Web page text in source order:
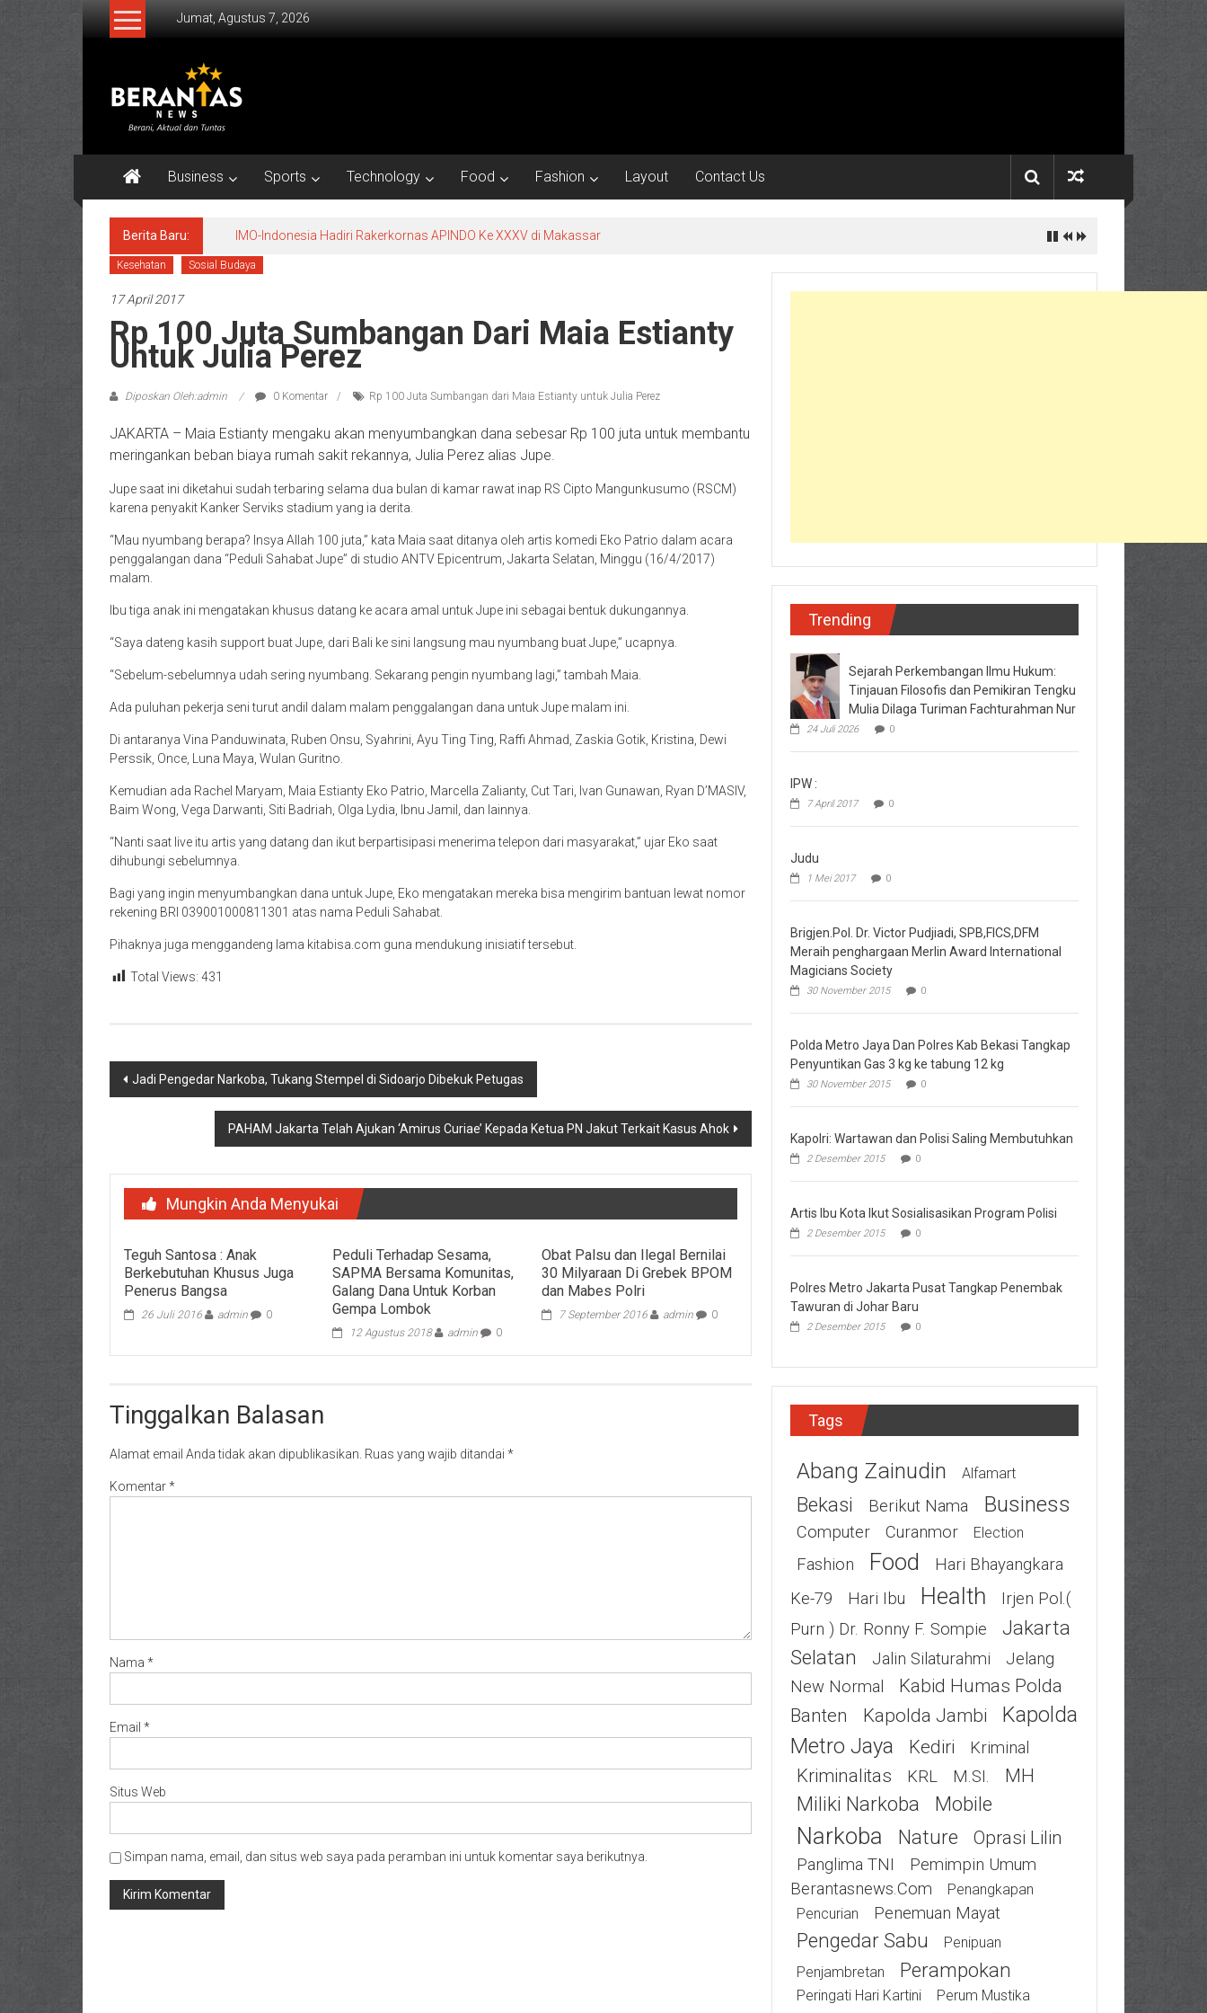
Lompat
Jumat, Agustus 7, 2026
BERANTAS
NEWS
Tuntas.
Business Sports Technology Food Fashion Layout Contact Us
Berita Baru: IMO-Indonesia Hadiri Rakerkornas APINDO Ke XXXV di Makassar
Kesehatan Sosial Budaya
17 April 2017
Rp 100 Juta Sumbangan Dari Maia Estianty
Untuk Julia Perez
Diposkan Oleh:admin 0 Komentar Rp 100 Juta Sumbangan dari Maia Estianty untuk Julia Perez
JAKARTA – Maia Estianty mengaku akan menyumbangkan dana sebesar Rp 100 juta untuk membantu
meringankan beban biaya rumah sakit rekannya, Julia Perez alias Jupe.
Jupe saat ini diketahui sudah terbaring selama dua bulan di kamar rawat inap RS Cipto Mangunkusumo (RSCM)
karena penyakit Kanker Serviks stadium yang ia derita.
“Mau nyumbang berapa? Insya Allah 100 juta,” kata Maia saat ditanya oleh artis komedi Eko Patrio dalam acara
penggalangan dana “Peduli Sahabat Jupe” di studio ANTV Epicentrum, Jakarta Selatan, Minggu (16/4/2017)
malam.
Ibu tiga anak ini mengatakan khusus datang ke acara amal untuk Jupe ini sebagai bentuk dukungannya.
“Saya dateng kasih support buat Jupe, dari Bali ke sini langsung mau nyumbang buat Jupe,” ucapnya.
“Sebelum-sebelumnya udah sering nyumbang. Sekarang pengin nyumbang lagi,” tambah Maia.
Ada puluhan pekerja seni turut andil dalam malam penggalangan dana untuk Jupe malam ini.
Di antaranya Vina Panduwinata, Ruben Onsu, Syahrini, Ayu Ting Ting, Raffi Ahmad, Zaskia Gotik, Kristina, Dewi
Perssik, Once, Luna Maya, Wulan Guritno.
Kemudian ada Rachel Maryam, Maia Estianty Eko Patrio, Marcella Zalianty, Cut Tari, Ivan Gunawan, Ryan D’MASIV,
Baim Wong, Vega Darwanti, Siti Badriah, Olga Lydia, Ibnu Jamil, dan lainnya.
“Nanti saat live itu artis yang datang dan ikut berpartisipasi menerima telepon dari masyarakat,” ujar Eko saat
dihubungi sebelumnya.
Bagi yang ingin menyumbangkan dana untuk Jupe, Eko mengatakan mereka bisa mengirim bantuan lewat nomor
rekening BRI 039001000811301 atas nama Peduli Sahabat.
Pihaknya juga menggandeng lama kitabisa.com guna mendukung inisiatif tersebut.
Total Views: 431
Navigasi
Jadi Pengedar Narkoba, Tukang Stempel di Sidoarjo Dibekuk Petugas
PAHAM Jakarta Telah Ajukan ‘Amirus Curiae’ Kepada Ketua PN Jakut Terkait Kasus Ahok
Mungkin Anda Menyukai
Teguh Santosa : Anak
Berkebutuhan Khusus Juga
Penerus Bangsa
26 Juli 2016 admin 0
Peduli Terhadap Sesama,
SAPMA Bersama Komunitas,
Galang Dana Untuk Korban
Gempa Lombok
12 Agustus 2018 admin 0
Obat Palsu dan Ilegal Bernilai
30 Milyaraan Di Grebek BPOM
dan Mabes Polri
7 September 2016 admin 0
Tinggalkan Balasan
Alamat email Anda tidak akan dipublikasikan. Ruas yang wajib ditandai *
Komentar*
Nama *
Email *
Situs Web
Simpan nama, email, dan situs web saya pada peramban ini untuk komentar saya berikutnya.
Trending
Sejarah Perkembangan Ilmu Hukum:
Tinjauan Filosofis dan Pemikiran Tengku
Mulia Dilaga Turiman Fachturahman Nur
24 Juli 2026 0
IPW :
7 April 2017 0
Judu
1 Mei 2017 0
Brigjen.Pol. Dr. Victor Pudjiadi, SPB,FICS,DFM
Meraih penghargaan Merlin Award International
Magicians Society
30 November 2015 0
Polda Metro Jaya Dan Polres Kab Bekasi Tangkap
Penyuntikan Gas 3 kg ke tabung 12 kg
30 November 2015 0
Kapolri: Wartawan dan Polisi Saling Membutuhkan
2 Desember 2015 0
Artis Ibu Kota Ikut Sosialisasikan Program Polisi
2 Desember 2015 0
Polres Metro Jakarta Pusat Tangkap Penembak
Tawuran di Johar Baru
2 Desember 2015 0
Tags
Abang Zainudin Alfamart
Bekasi Berikut Nama Business
Computer Curanmor Election
Fashion Food
Hari Bhayangkara
Ke-79
Hari Ibu Health
Irjen Pol.(
Purn ) Dr. Ronny F. Sompie
Jakarta
Selatan
Jalin Silaturahmi
Jelang
New Normal
Kabid Humas Polda
Banten
Kapolda Jambi
Kapolda
Metro Jaya
Kediri Kriminal
Kriminalitas KRL M.SI. MH
Miliki Narkoba Mobile
Narkoba Nature Oprasi Lilin
Panglima TNI
Pemimpin Umum
Berantasnews.com
Penangkapan
Pencurian
Penemuan Mayat
Pengedar Sabu
Penipuan
Penjambretan
Perampokan
Peringati Hari Kartini
Perum Mustika